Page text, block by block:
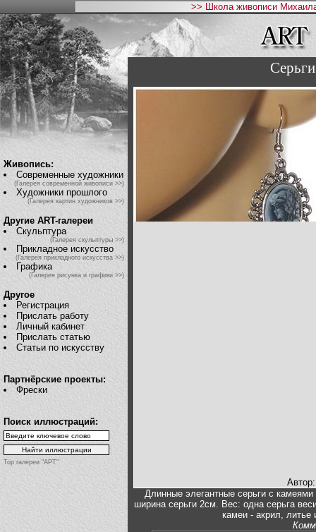
>> Школа живописи
Живопись:
Современные художники
(Галерея современной живописи >>)
Художники прошлого
(Галерея картин художников >>)
Другие ART-галереи
Скульптура
(Галерея скульптуры >>)
Прикладное искусство
(Галерея прикладного искусства >>)
Графика
(Галерея рисунка и графики >>)
Другое
Регистрация
Прислать работу
Личный кабинет
Прислать статью
Статьи по искусству
Партнёрские проекты:
Фрески
Поиск иллюстраций:
Top галереи "АРТ"
Длинные элегантные серьги с
ширина серьги 2см. Вес: одна серьга
камеи - акрил,